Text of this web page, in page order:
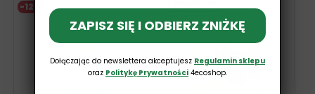
-12%
V
O
Bestseller
ZAPISZ SIĘ I ODBIERZ ZNIŻKĘ
Dołączając do newslettera akceptujesz Regulamin sklepu
oraz Politykę Prywatności 4ecoshop.